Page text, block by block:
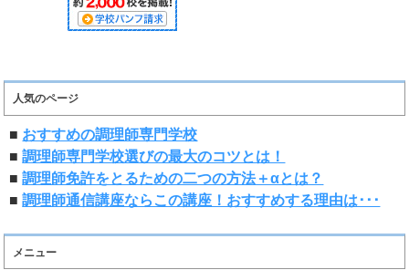
人気のページ
■ おすすめの調理師専門学校
■調理師専門学校選びの最大のコツとは！
■調理師免許をとるための二つの方法＋αとは？
■調理師通信講座ならこの講座！おすすめする理由は･･･
メニュー